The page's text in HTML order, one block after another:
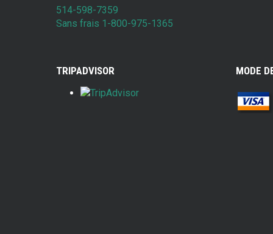
514-598-7359
Sans frais 1-800-975-1365
TRIPADVISOR MODE